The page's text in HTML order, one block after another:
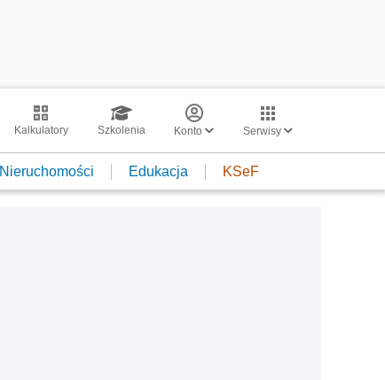
Kalkulatory Szkolenia Konto Serwisy
Nieruchomości Edukacja KSeF